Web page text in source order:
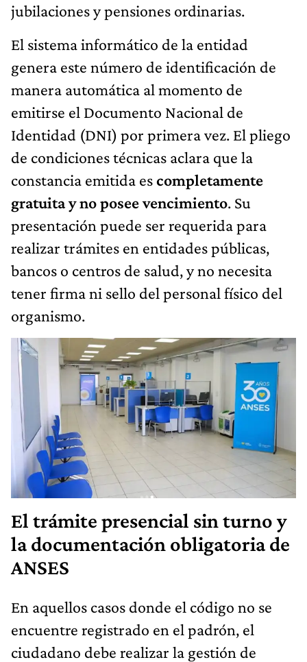
jubilaciones y pensiones ordinarias.
El sistema informático de la entidad
genera este número de identificación de
manera automática al momento de
emitirse el Documento Nacional de
Identidad (DNI) por primera vez. El pliego
de condiciones técnicas aclara que la
constancia emitida escompletamente
gratuita y no posee vencimiento. Su
presentación puede ser requerida para
realizar trámites en entidades públicas,
bancos o centros de salud, y no necesita
tener firma ni sello del personal físico del
organismo.
El trámite presencial sin turno y
la documentación obligatoria de
ANSES
En aquellos casos donde el código no se
encuentre registrado en el padrón, el
ciudadano debe realizar la gestión de